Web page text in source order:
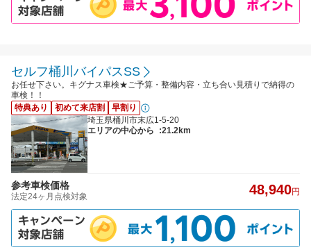
セルフ桶川バイパスSS
お任せ下さい。キグナス車検★ご予算・整備内容・立ち合い見積りで納得の
車検！！
特典あり
初めて来店割
早割り
埼玉県桶川市末広1-5-20
エリアの中心から
:21.2km
参考車検価格
法定24ヶ月点検対象 48,940円